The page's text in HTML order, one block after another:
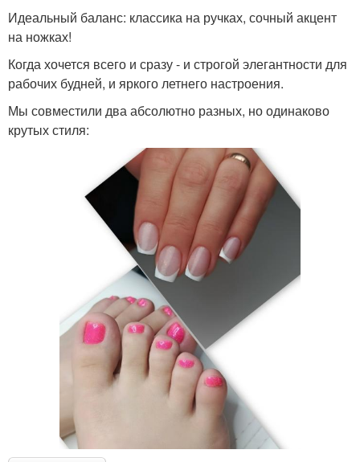
Идеальный баланс: классика на ручках, сочный акцент
на ножках!
Когда хочется всего и сразу - и строгой элегантности для
рабочих будней, и яркого летнего настроения.
Мы совместили два абсолютно разных, но одинаково
крутых стиля: